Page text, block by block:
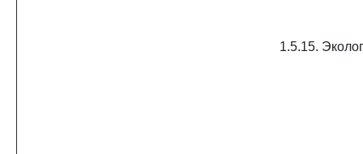
1.5.15.